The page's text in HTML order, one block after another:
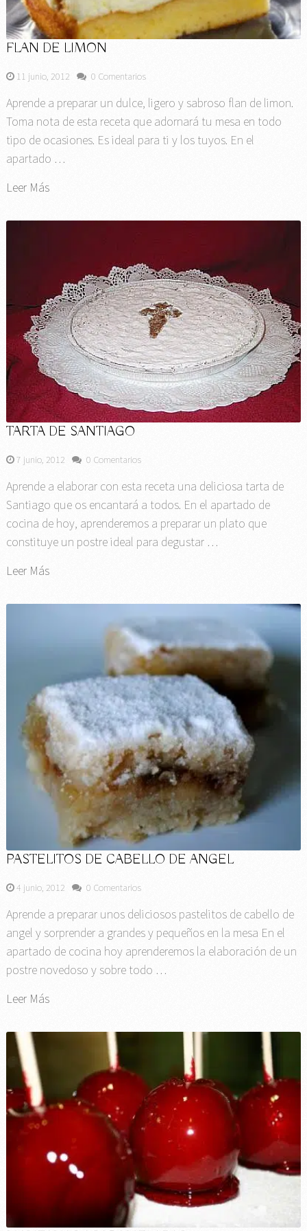
FLAN DE LIMON
11 junio, 2012 0 Comentarios
Aprende a preparar un dulce, ligero y sabroso flan de limon.
Toma nota de esta receta que adornará tu mesa en todo
tipo de ocasiones. Es ideal para ti y los tuyos. En el
apartado …
Leer Más
TARTA DE SANTIAGO
7 junio, 2012 0 Comentarios
Aprende a elaborar con esta receta una deliciosa tarta de
Santiago que os encantará a todos. En el apartado de
cocina de hoy, aprenderemos a preparar un plato que
constituye un postre ideal para degustar …
Leer Más
PASTELITOS DE CABELLO DE ANGEL
4 junio, 2012 0 Comentarios
Aprende a preparar unos deliciosos pastelitos de cabello de
angel y sorprender a grandes y pequeños en la mesa En el
apartado de cocina hoy aprenderemos la elaboración de un
postre novedoso y sobre todo …
Leer Más